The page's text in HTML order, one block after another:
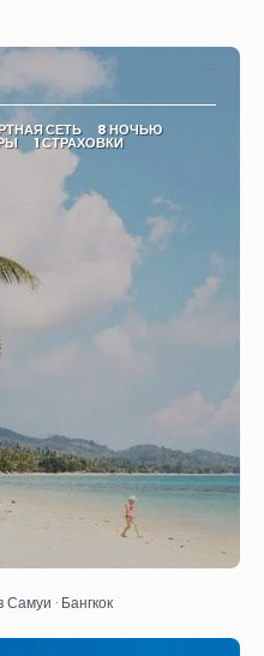
СЕТЬ 8 НОЧЬЮ
1 СТРАХОВКИ
Самуи · Бангкок